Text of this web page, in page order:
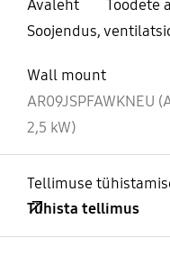
Avaleht
Toodete
Soojendus,
Wall mount
AR09JSPFAWKNEU
2,5 kW)
Tellimuse
Tühista tellimus